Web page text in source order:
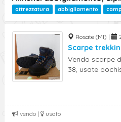
attrezzatura abbigliamento
Rosate (MI) |
Scarpe
Vendo scarpe
38, usate
vendo | usato